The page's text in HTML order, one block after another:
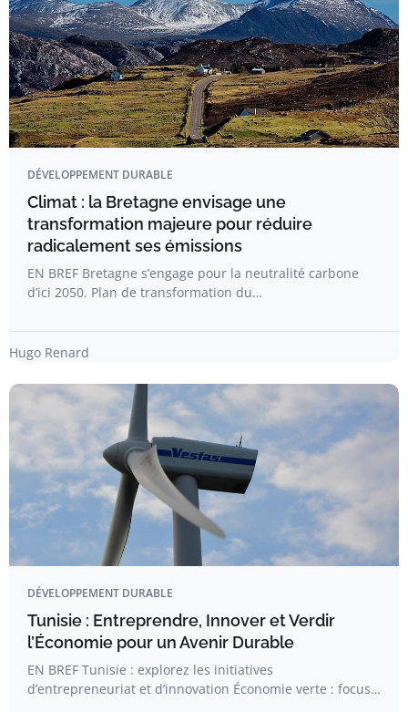
DÉVELOPPEMENT DURABLE
Climat : la Bretagne envisage une
transformation majeure pour réduire
radicalement ses émissions
EN BREF Bretagne s’engage pour la neutralité carbone
d’ici 2050. Plan de transformation du…
Hugo Renard
DÉVELOPPEMENT DURABLE
Tunisie : Entreprendre, Innover et Verdir
l’Économie pour un Avenir Durable
EN BREF Tunisie : explorez les initiatives
d’entrepreneuriat et d’innovation Économie verte : focus…